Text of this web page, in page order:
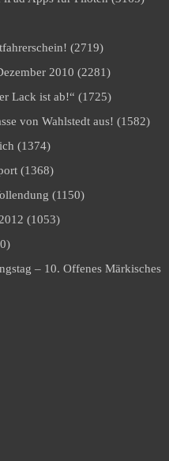
(2719)
2010 (2281)
Lack ist ab!“ (1725)
von Wahlstedt aus! (1582)
(1374)
(1368)
(1150)
(1053)
– 10. Offenes Märkisches